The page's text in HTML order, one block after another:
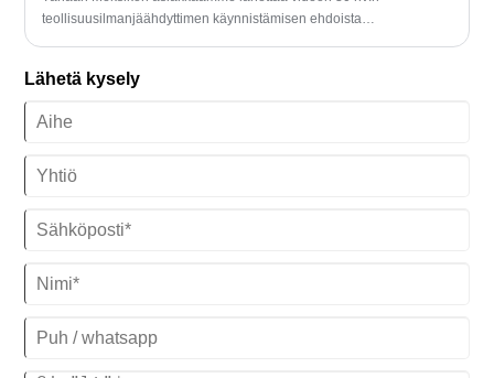
teollisuusilmanjäähdyttimen käynnistämisen ehdoista
Lähetä kysely